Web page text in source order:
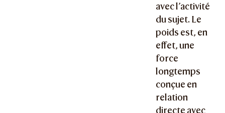
avec l’activité
du sujet. Le
poids est, en
effet, une
force
longtemps
conçue en
relation
directe avec